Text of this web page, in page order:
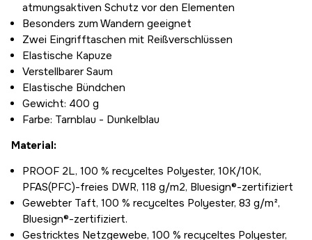
atmungsaktiven Schutz vor den Elementen
Besonders zum Wandern geeignet
Zwei Eingrifftaschen mit Reißverschlüssen
Elastische Kapuze
Verstellbarer Saum
Elastische Bündchen
Gewicht: 400 g
Farbe: Tarnblau - Dunkelblau
Material:
PROOF 2L, 100 % recyceltes Polyester, 10K/10K,
PFAS(PFC)-freies DWR, 118 g/m2, Bluesign®-zertifiziert
Gewebter Taft, 100 % recyceltes Polyester, 83 g/m²,
Bluesign®-zertifiziert.
Gestricktes Netzgewebe, 100 % recyceltes Polyester,